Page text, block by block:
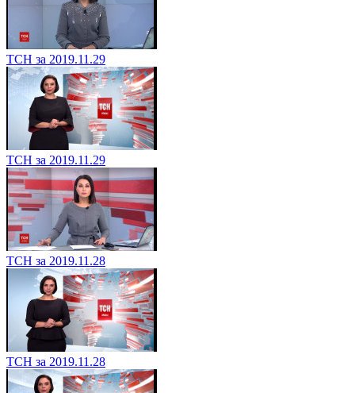
ТСН за 2019.11.29
ТСН за 2019.11.29
ТСН за 2019.11.28
ТСН за 2019.11.28